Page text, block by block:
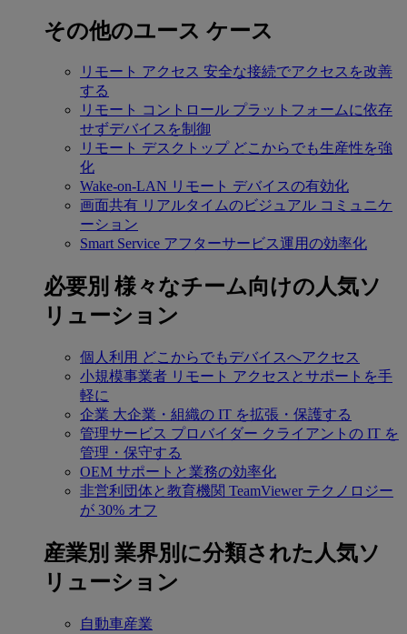
その他のユース ケース
リモート アクセス 安全な接続でアクセスを改善
する
リモート コントロール プラットフォームに依存
せずデバイスを制御
リモート デスクトップ どこからでも生産性を強
化
Wake-on-LAN リモート デバイスの有効化
画面共有 リアルタイムのビジュアル コミュニケ
ーション
Smart Service アフターサービス運用の効率化
必要別 様々なチーム向けの人気ソ
リューション
個人利用 どこからでもデバイスへアクセス
小規模事業者 リモート アクセスとサポートを手
軽に
企業 大企業・組織の IT を拡張・保護する
管理サービス プロバイダー クライアントの IT を
管理・保守する
OEM サポートと業務の効率化
非営利団体と教育機関 TeamViewer テクノロジー
が 30% オフ
産業別 業界別に分類された人気ソ
リューション
自動車産業